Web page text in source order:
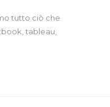
tutto ciò che
tableau,